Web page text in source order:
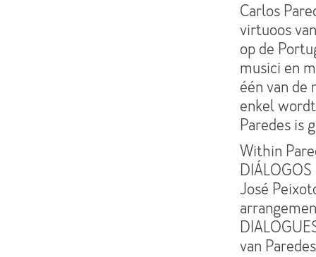
Carlos
virtuoos
op de
musici en
één van de
enkel
Paredes is
Within
José
van